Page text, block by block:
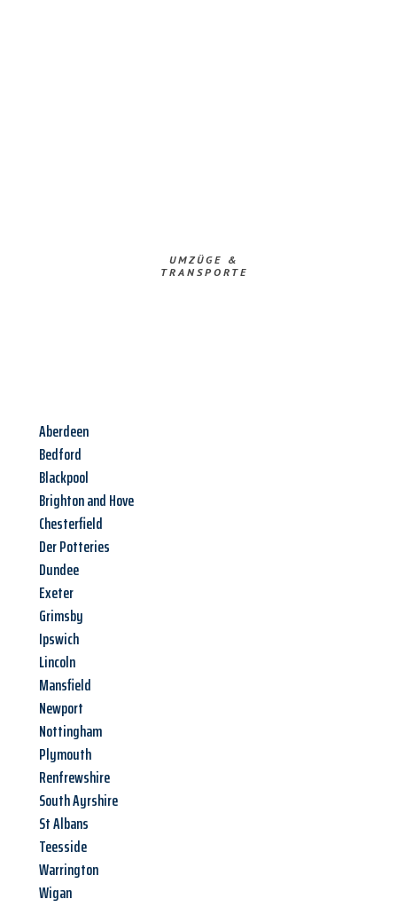
UMZÜGE &
TRANSPORTE
Aberdeen
Bedford
Blackpool
Brighton and Hove
Chesterfield
Der Potteries
Dundee
Exeter
Grimsby
Ipswich
Lincoln
Mansfield
Newport
Nottingham
Plymouth
Renfrewshire
South Ayrshire
St Albans
Teesside
Warrington
Wigan